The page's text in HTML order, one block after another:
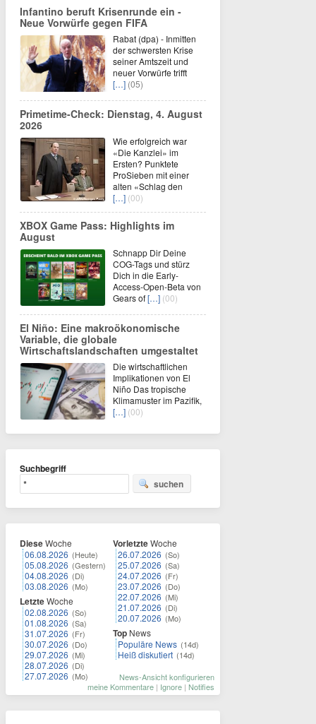
Infantino beruft Krisenrunde ein -
Neue Vorwürfe gegen FIFA
Rabat (dpa) - Inmitten
der schwersten Krise
seiner Amtszeit und
neuer Vorwürfe trifft
[…] (05)
Primetime-Check: Dienstag, 4. August
2026
Wie erfolgreich war
«Die Kanzlei» im
Ersten? Punktete
ProSieben mit einer
alten «Schlag den
[…] (00)
XBOX Game Pass: Highlights im
August
Schnapp Dir Deine
COG-Tags und stürz
Dich in die Early-
Access-Open-Beta von
Gears of[…] (00)
El Niño: Eine makroökonomische
Variable, die globale
Wirtschaftslandschaften umgestaltet
Die wirtschaftlichen
Implikationen von El
Niño Das tropische
Klimamuster im Pazifik,
[…] (00)
Suchbegriff
suchen
DieseWoche
06.08.2026 (Heute)
05.08.2026 (Gestern)
04.08.2026 (Di)
03.08.2026 (Mo)
LetzteWoche
02.08.2026 (So)
01.08.2026 (Sa)
31.07.2026 (Fr)
30.07.2026 (Do)
29.07.2026 (Mi)
28.07.2026 (Di)
27.07.2026 (Mo)
VorletzteWoche
26.07.2026 (So)
25.07.2026 (Sa)
24.07.2026 (Fr)
23.07.2026 (Do)
22.07.2026 (Mi)
21.07.2026 (Di)
20.07.2026 (Mo)
Top News
Populäre News (14d)
Heiß diskutiert (14d)
News-Ansicht konfigurieren
meine Kommentare | Ignore | Notifies